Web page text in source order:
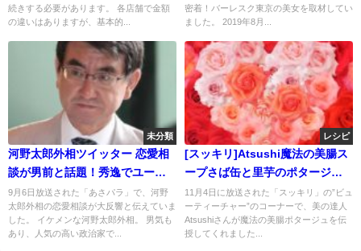
続きする必要があります。 各店舗で金額
の違いはありますが、基本的...
密着！バーレスク東京の美女を取材してい
ました。 2019年8月...
未分類
河野太郎外相ツイッター 恋愛相
談が男前と話題！秀逸でユーモ
アあり
9月6日放送された「あさパラ」で、河野
太郎外相の恋愛相談が大反響と伝えていま
した。 イケメンな河野太郎外相。 男気も
あり、人気の高い政治家で...
レシピ
[スッキリ]Atsushi魔法の美腸ス
ープさば缶と里芋のポタージュ
スープ
11月4日に放送された「スッキリ」の”ビュ
ーティーチャー”のコーナーで、美の達人
Atsushiさんが魔法の美腸ポタージュを伝
授してくれました...